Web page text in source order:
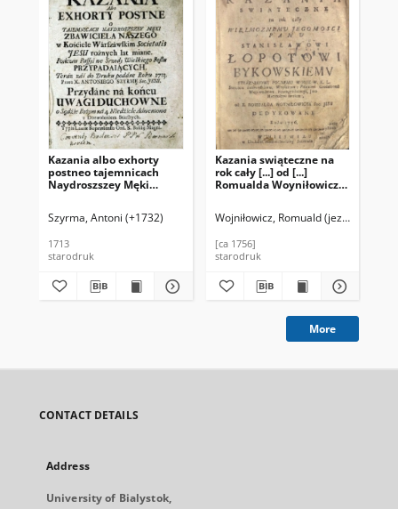
Kazania albo exhorty
postneo tajemnicach
Naydroszszey Męki
Societatis Jesu rożnych
we Srzody Wielkiego
Postu przypadaiących.
Szyrma, Antoni (+1732)
1713
starodruk
Kazania swiąteczne na
rok cały [...] od [...]
Romualda Woyniłowicza
Wojniłowicz, Romuald (jezuita).
[ca 1756]
starodruk
More
CONTACT DETAILS
Address
University of Bialystok,